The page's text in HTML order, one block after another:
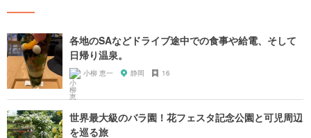
各地のSAなどドライブ途中での食事や給電、そして
日帰り温泉。
小柳 恵一 静岡 16
世界最大級のバラ園！花フェスタ記念公園と可児周辺
を巡る旅